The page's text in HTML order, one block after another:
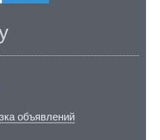
объявлений